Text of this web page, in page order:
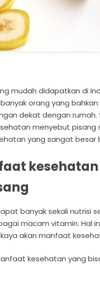
mudah didapatkan di
orang yang
dekat dengan rumah.
menyebut
yang sangat besar
banyak sekali nutrisi
macam vitamin. Hal
akan manfaat
kesehatan yang